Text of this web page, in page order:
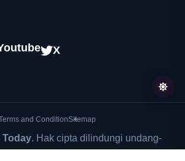
X
and ConditionSitemap
Today. Hak cipta dilindungi undang-